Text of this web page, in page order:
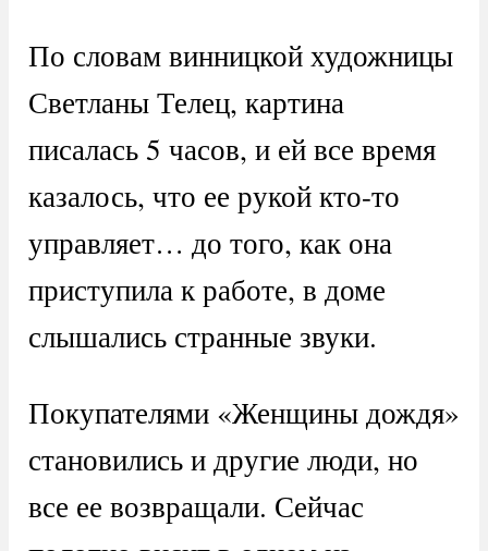
По словам винницкой художницы
Светланы Телец, картина
писалась 5 часов, и ей все время
казалось, что ее рукой кто-то
управляет… до того, как она
приступила к работе, в доме
слышались странные звуки.
Покупателями «Женщины дождя»
становились и другие люди, но
все ее возвращали. Сейчас